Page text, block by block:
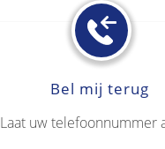
Bel mij terug
Laat uw telefoonnummer